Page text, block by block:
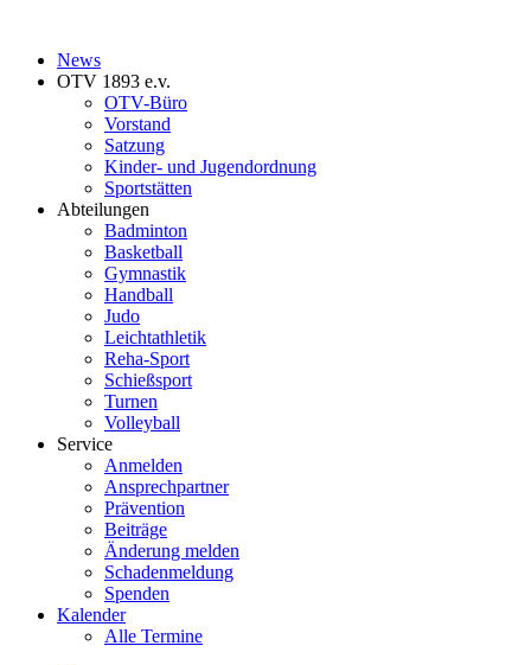
News
OTV 1893 e.v.
OTV-Büro
Vorstand
Satzung
Kinder- und Jugendordnung
Sportstätten
Abteilungen
Badminton
Basketball
Gymnastik
Handball
Judo
Leichtathletik
Reha-Sport
Schießsport
Turnen
Volleyball
Service
Anmelden
Ansprechpartner
Prävention
Beiträge
Änderung melden
Schadenmeldung
Spenden
Kalender
Alle Termine